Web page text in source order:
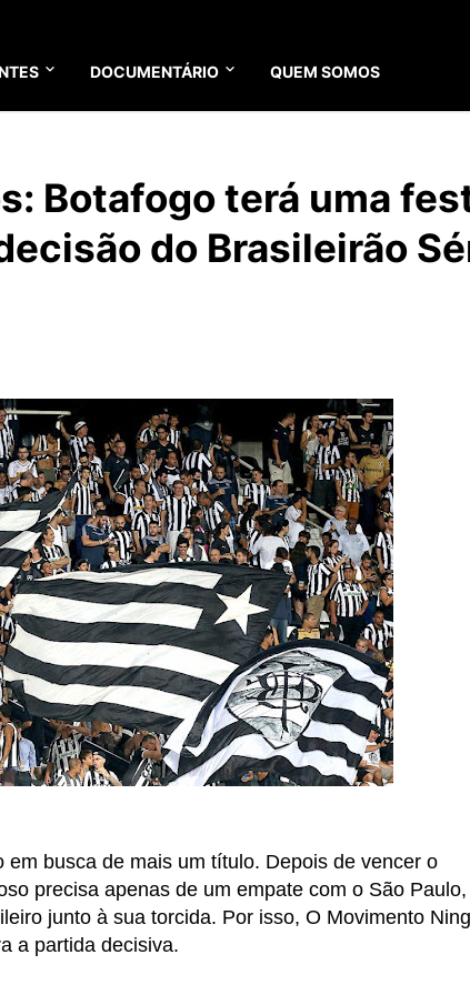
DOCUMENTÁRIO QUEM SOMOS
Botafogo terá uma
do Brasileirão
busca de mais um título. Depois de vencer o
precisa apenas de um empate com o São
junto à sua torcida. Por isso, O Movimento
a partida decisiva.